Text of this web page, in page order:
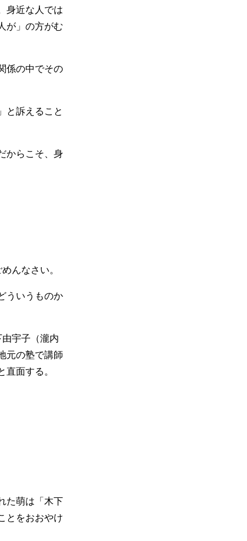
身近な人では
が」の方がむ
係の中でその
と訴えること
からこそ、身
んなさい。
ういうものか
宇子（瀧内
元の塾で講師
面する。
た萌は「木下
とをおおやけ